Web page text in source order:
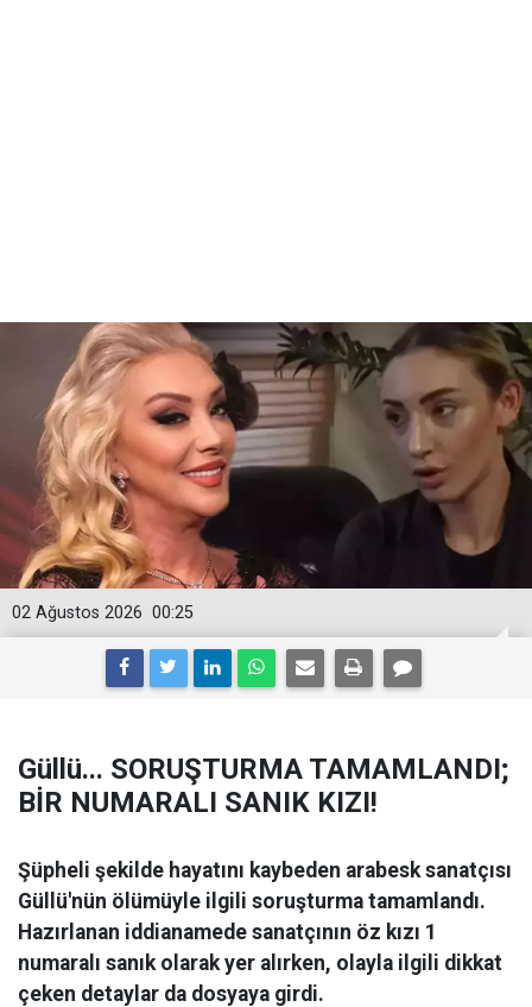
00:25
02 Ağustos 2026
Güllü... SORUŞTURMA TAMAMLANDI;
BİR NUMARALI SANIK KIZI!
Şüpheli şekilde hayatını kaybeden arabesk sanatçısı
Güllü'nün ölümüyle ilgili soruşturma tamamlandı.
Hazırlanan iddianamede sanatçının öz kızı 1
numaralı sanık olarak yer alırken, olayla ilgili dikkat
çeken detaylar da dosyaya girdi.